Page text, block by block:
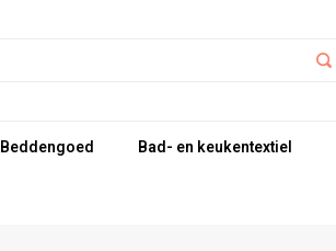
Beddengoed Bad- en keukentextiel